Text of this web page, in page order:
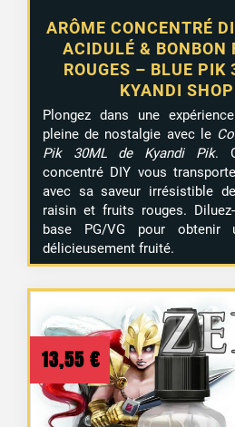
ARÔME CONCENTRÉ
ACIDULÉ & BONBON
ROUGES – BLUE PIK
KYANDI SHOP
Plongez dans une
pleine de nostalgie avec le
Pik 30ML de Kyandi Pik.
concentré DIY vous
avec sa saveur irrésistible
raisin et fruits rouges.
base PG/VG pour obtenir
délicieusement fruité.
13,55 €